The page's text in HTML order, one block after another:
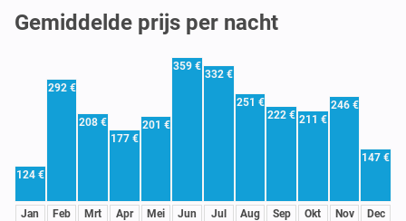
Gemiddelde prijs per nacht
124 €
Jan
292 €
Feb
208 €
Mrt
177 €
Apr
201 €
Mei
359 €
Jun
332 €
Jul
251 €
Aug
222 €
Sep
211 €
Okt
246 €
Nov
147 €
Dec